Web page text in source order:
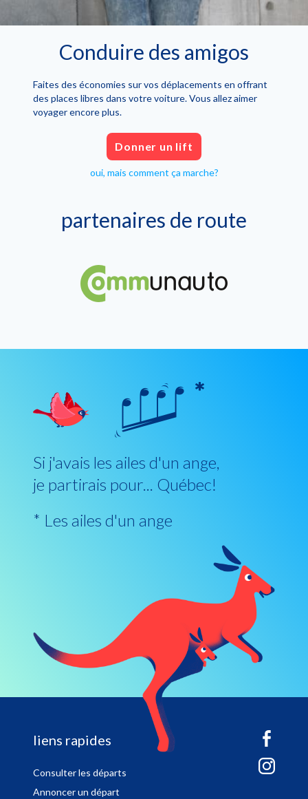
Conduire des amigos
Faites des économies sur vos déplacements en offrant
des places libres dans votre voiture. Vous allez aimer
voyager encore plus.
Donner un lift
oui, mais comment ça marche?
partenaires de route
Si j'avais les ailes d'un ange,
je partirais pour... Québec!
* Les ailes d'un ange
sitemap
liens rapides
Consulter les départs
Annoncer un départ